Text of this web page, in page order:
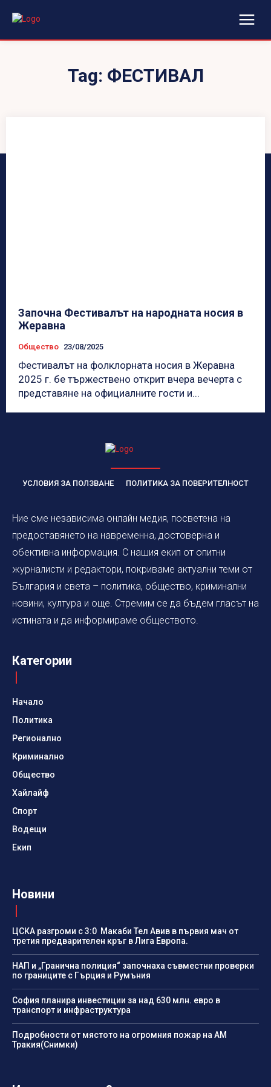
Tag: ФЕСТИВАЛ
Започна Фестивалът на народната носия в
Жеравна
Общество 23/08/2025
Фестивалът на фолклорната носия в Жеравна
2025 г. бе тържествено открит вчера вечерта с
представяне на официалните гости и...
УСЛОВИЯ ЗА ПОЛЗВАНЕ ПОЛИТИКА ЗА ПОВЕРИТЕЛНОСТ
Ние сме независима онлайн медия, посветена на
предоставянето на навременна, достоверна и
обективна информация. С нашия екип от опитни
журналисти и редактори, покриваме актуални теми от
България и света – политика, общество, криминални
новини, култура и още. Стремим се да бъдем гласът на
истината и да информираме обществото.
Категории
Начало
Политика
Регионално
Криминално
Общество
Хайлайф
Спорт
Водещи
Екип
Новини
ЦСКА разгроми с 3:0 Макаби Тел Авив в първия мач от
третия предварителен кръг в Лига Европа.
НАП и „Гранична полиция“ започнаха съвместни проверки
по границите с Гърция и Румъния
София планира инвестиции за над 630 млн. евро в
транспорт и инфраструктура
Подробности от мястото на огромния пожар на АМ
Тракия(Снимки)